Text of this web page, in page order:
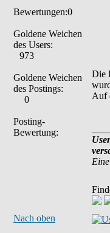
Bewertungen:0
Goldene Weichen
des Users:
973
Goldene Weichen
des Postings:
0
Posting-
Bewertung:
Die
Auf
Nach oben